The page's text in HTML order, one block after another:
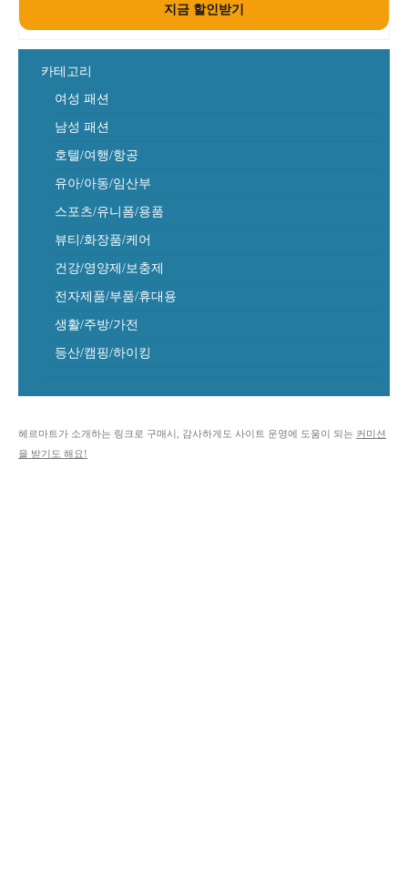
지금 할인받기
카테고리
여성 패션
남성 패션
호텔/여행/항공
유아/아동/임산부
스포츠/유니폼/용품
뷰티/화장품/케어
건강/영양제/보충제
전자제품/부품/휴대용
생활/주방/가전
등산/캠핑/하이킹
헤르마트가 소개하는 링크로 구매시, 감사하게도 사이트 운영에 도움이 되는 커미션
을 받기도 해요!